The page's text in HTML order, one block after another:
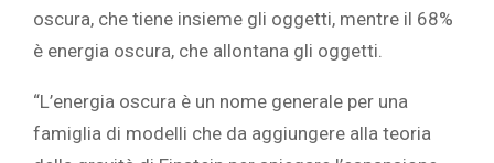
oscura, che tiene insieme gli oggetti, mentre il 68%
è energia oscura, che allontana gli oggetti.
“L’energia oscura è un nome generale per una
famiglia di modelli che da aggiungere alla teoria